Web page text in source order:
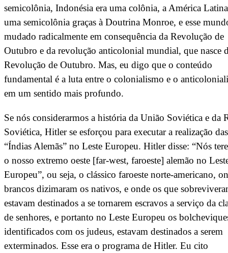
semicolônia, Indonésia era uma colônia, a América
uma semicolônia graças à Doutrina Monroe, e esse
mudado radicalmente em consequência da Revolução de
Outubro e da revolução anticolonial mundial, que nasce
Revolução de Outubro. Mas, eu digo que o conteúdo
fundamental é a luta entre o colonialismo e o
em um sentido mais profundo.
Se nós considerarmos a história da União Soviética e da
Soviética, Hitler se esforçou para executar a realização das
“Índias Alemãs” no Leste Europeu. Hitler disse: “Nós
o nosso extremo oeste [far-west, faroeste] alemão no
Europeu”, ou seja, o clássico faroeste norte-americano,
brancos dizimaram os nativos, e onde os que
estavam destinados a se tornarem escravos a serviço da
de senhores, e portanto no Leste Europeu os
identificados com os judeus, estavam destinados a serem
exterminados. Esse era o programa de Hitler. Eu cito